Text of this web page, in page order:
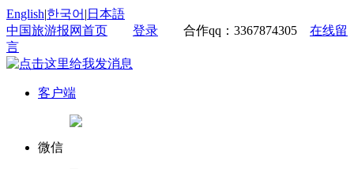
English|한국어 | 日本語
中国旅游报网首页
登录 合作qq：3367874305 在线留
言
客户端
微信